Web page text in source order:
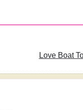
Love Boat